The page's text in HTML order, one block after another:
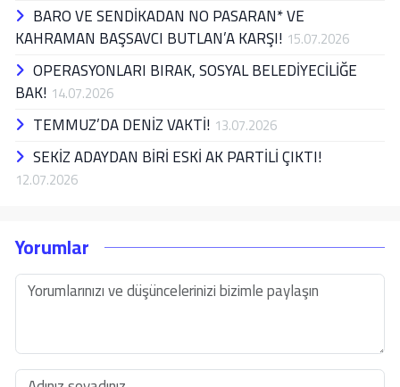
BARO VE SENDİKADAN NO PASARAN* VE
KAHRAMAN BAŞSAVCI BUTLAN’A KARŞI! 15.07.2026
OPERASYONLARI BIRAK, SOSYAL BELEDİYECİLİĞE
BAK! 14.07.2026
TEMMUZ’DA DENİZ VAKTİ! 13.07.2026
SEKİZ ADAYDAN BİRİ ESKİ AK PARTİLİ ÇIKTI!
12.07.2026
Yorumlar